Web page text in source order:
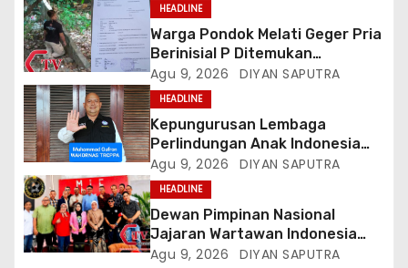
HEADLINE
Warga Pondok Melati Geger Pria
Berinisial P Ditemukan
Meninggal Diduga Akibat
Tekanan Hutang
Agu 9, 2026 DIYAN SAPUTRA
HEADLINE
Kepungurusan Lembaga
Perlindungan Anak Indonesia
(LPAI) Periode 2026-2031
Terbentuk, Wakil Kordinator
Nasional Tim Reaksi Cepat
Perlindungan Perempuan Anak
(Wakornas TRCPPA) Muhammad
Gufron Mengapresiasi Dan Beri
Agu 9, 2026 DIYAN SAPUTRA
HEADLINE
Dewan Pimpinan Nasional
Jajaran Wartawan Indonesia
(DPN-JWI) Menggelar Rapat
Agu 9, 2026 DIYAN SAPUTRA